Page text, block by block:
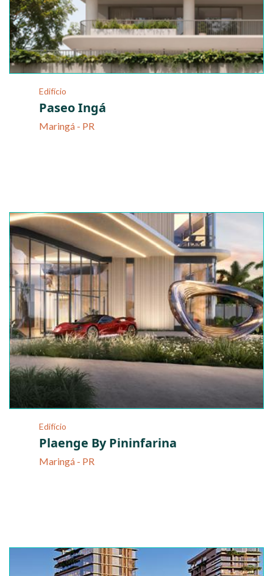
Edifício
Paseo Ingá
Maringá - PR
Edifício
Plaenge By Pininfarina
Maringá - PR